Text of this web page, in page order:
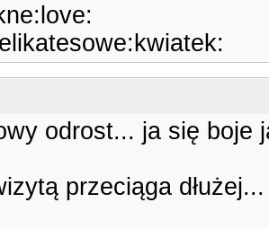
odrost... ja się boje
przeciąga